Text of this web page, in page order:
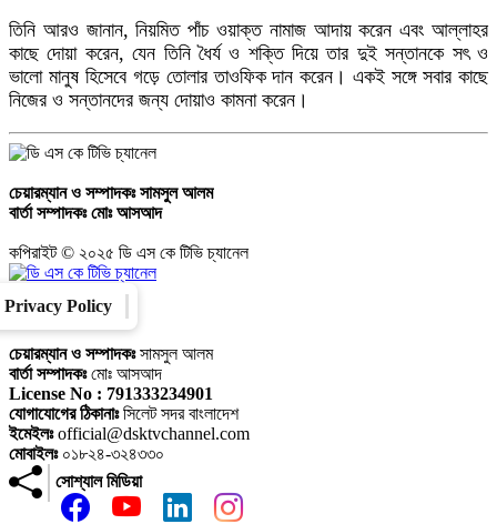
তিনি আরও জানান, নিয়মিত পাঁচ ওয়াক্ত নামাজ আদায় করেন এবং আল্লাহর
কাছে দোয়া করেন, যেন তিনি ধৈর্য ও শক্তি দিয়ে তার দুই সন্তানকে সৎ ও
ভালো মানুষ হিসেবে গড়ে তোলার তাওফিক দান করেন। একই সঙ্গে সবার কাছে
নিজের ও সন্তানদের জন্য দোয়াও কামনা করেন।
চেয়ারম্যান ও সম্পাদকঃসামসুল আলম
বার্তা সম্পাদকঃমোঃ আসআদ
কপিরাইট © ২০২৫ ডি এস কে টিভি চ্যানেল
Privacy Policy
চেয়ারম্যান ও সম্পাদকঃসামসুল আলম
বার্তা সম্পাদকঃমোঃ আসআদ
License No : 791333234901
যোগাযোগের ঠিকানাঃসিলেট সদর বাংলাদেশ
ইমেইলঃofficial@dsktvchannel.com
মোবাইলঃ০১৮২৪-৩২৪৩৩০
সোশ্যাল মিডিয়া